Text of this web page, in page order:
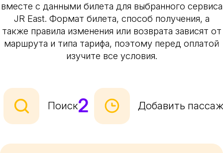
вместе с данными билета для выбранного сервиса
JR East. Формат билета, способ получения, а
также правила изменения или возврата зависят от
маршрута и типа тарифа, поэтому перед оплатой
изучите все условия.
Поиск2 Добавить